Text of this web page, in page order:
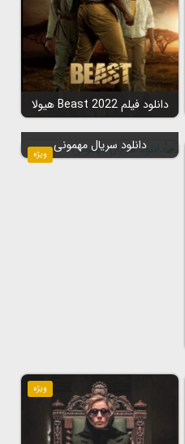
دانلود فیلم Beast 2022 هیولا
ویژه
دانلود سریال مهمونی
ویژه